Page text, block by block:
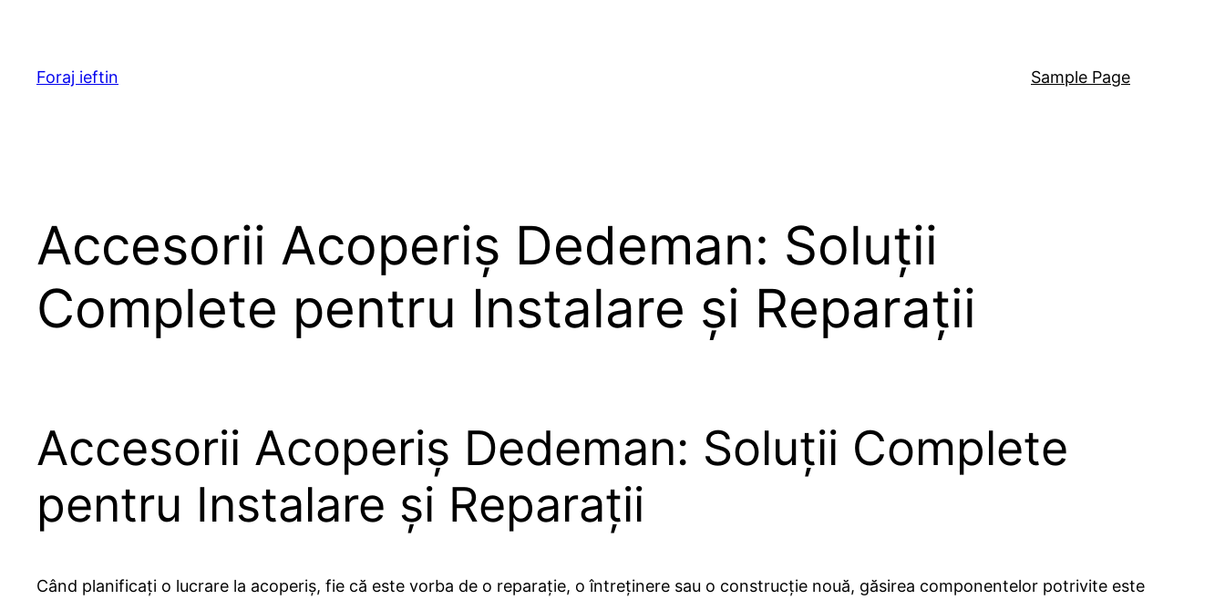
content
Foraj ieftin Sample Page
Accesorii Acoperiș Dedeman: Soluții
Complete pentru Instalare și Reparații
Accesorii Acoperiș Dedeman: Soluții Complete
pentru Instalare și Reparații
Când planificați o lucrare la acoperiș, fie că este vorba de o reparație, o întreținere sau o construcție nouă, găsirea componentelor potrivite este